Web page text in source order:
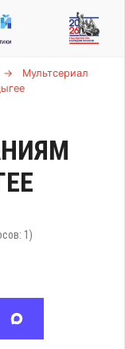
→
Мультсериал
1 )